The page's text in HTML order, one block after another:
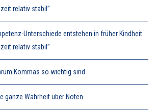
relativ stabil”
Unterschiede entstehen in früher Kindheit
relativ stabil”
Kommas so wichtig sind
ganze Wahrheit über Noten